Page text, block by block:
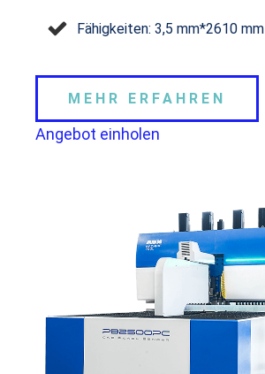
Fähigkeiten: 3,5 mm*2610 mm
MEHR ERFAHREN
Angebot einholen